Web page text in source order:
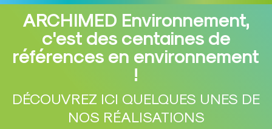
ARCHIMED Environnement,
c'est des centaines de
références en environnement
!
DÉCOUVREZ ICI QUELQUES UNES DE
NOS RÉALISATIONS
Vous êtes ici :